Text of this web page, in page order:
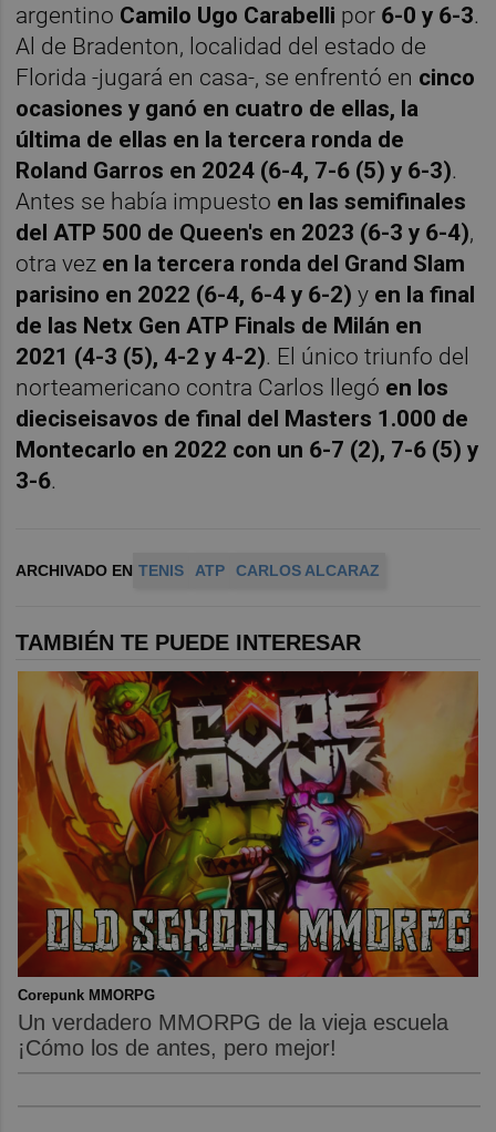
argentino Camilo Ugo Carabelli por 6-0 y 6-3.
Al de Bradenton, localidad del estado de
Florida -jugará en casa-, se enfrentó en cinco
ocasiones y ganó en cuatro de ellas, la
última de ellas en la tercera ronda de
Roland Garros en 2024 (6-4, 7-6 (5) y 6-3).
Antes se había impuesto en las semifinales
del ATP 500 de Queen's en 2023 (6-3 y 6-4),
otra vez en la tercera ronda del Grand Slam
parisino en 2022 (6-4, 6-4 y 6-2)y en la final
de las Netx Gen ATP Finals de Milán en
2021 (4-3 (5), 4-2 y 4-2). El único triunfo del
norteamericano contra Carlos llegó en los
dieciseisavos de final del Masters 1.000 de
Montecarlo en 2022 con un 6-7 (2), 7-6 (5) y
3-6.
ARCHIVADO EN TENIS ATP CARLOS ALCARAZ
TAMBIÉN TE PUEDE INTERESAR
Corepunk MMORPG
Un verdadero MMORPG de la vieja escuela
¡Cómo los de antes, pero mejor!